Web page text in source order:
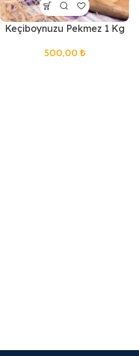
Keçiboynuzu Pekmez 1 Kg
500,00 ₺